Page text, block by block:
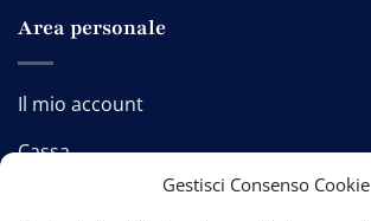
Gestisci Consenso Cookie
Area personale
Il mio account
Cassa